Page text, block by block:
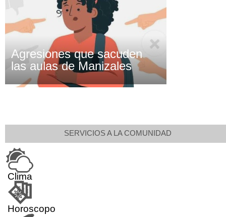
Agresiones que sacuden
las aulas de Manizales
SERVICIOS A LA COMUNIDAD
Clima
Horoscopo